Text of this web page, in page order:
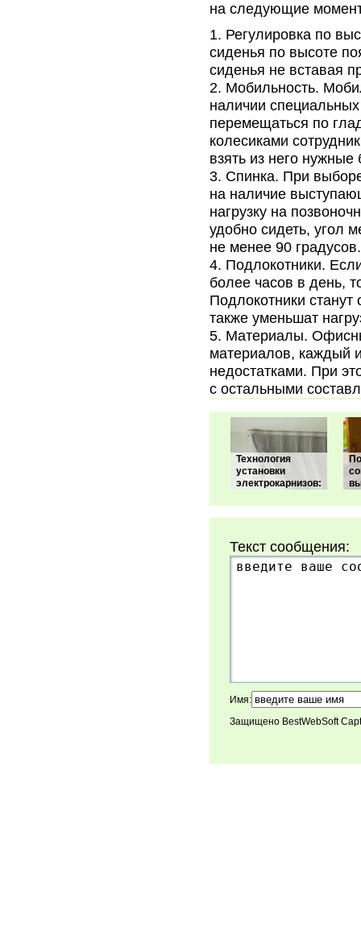
на следующие
Регулировка по
сиденья по высоте
сиденья не вставая
Мобильность.
наличии
перемещаться по
колесиками
взять из него нужные
Спинка. При
на наличие
нагрузку на
удобно сидеть, угол
не менее 90 градусов.
Подлокотники.
более часов в день,
Подлокотники
также уменьшат
Материалы.
материалов, каждый
недостатками. При
с остальными
Технология
установки
электрокарнизов:
Текст сообщения:
Имя:
Защищено BestWebSoft